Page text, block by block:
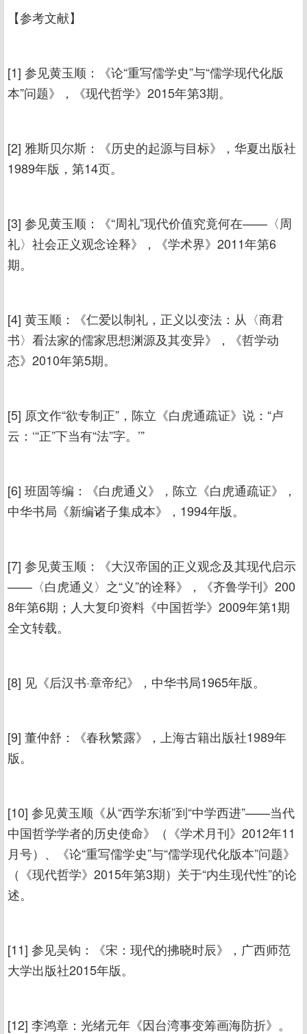
【参考文献】
[1] 参见黄玉顺：《论“重写儒学史”与“儒学现代化版
本”问题》，《现代哲学》2015年第3期。
[2] 雅斯贝尔斯：《历史的起源与目标》，华夏出版社
1989年版，第14页。
[3] 参见黄玉顺：《“周礼”现代价值究竟何在——〈周
礼〉社会正义观念诠释》，《学术界》2011年第6
期。
[4] 黄玉顺：《仁爱以制礼，正义以变法：从〈商君
书〉看法家的儒家思想渊源及其变异》，《哲学动
态》2010年第5期。
[5] 原文作“欲专制正”，陈立《白虎通疏证》说：“卢
云：‘“正”下当有“法”字。’”
[6] 班固等编：《白虎通义》，陈立《白虎通疏证》，
中华书局《新编诸子集成本》，1994年版。
[7] 参见黄玉顺：《大汉帝国的正义观念及其现代启示
——〈白虎通义〉之“义”的诠释》，《齐鲁学刊》200
8年第6期；人大复印资料《中国哲学》2009年第1期
全文转载。
[8] 见《后汉书·章帝纪》，中华书局1965年版。
[9] 董仲舒：《春秋繁露》，上海古籍出版社1989年
版。
[10] 参见黄玉顺《从“西学东渐”到“中学西进”——当代
中国哲学学者的历史使命》（《学术月刊》2012年11
月号）、《论“重写儒学史”与“儒学现代化版本”问题》
（《现代哲学》2015年第3期）关于“内生现代性”的论
述。
[11] 参见吴钩：《宋：现代的拂晓时辰》，广西师范
大学出版社2015年版。
[12] 李鸿章：光绪元年《因台湾事变筹画海防折》。